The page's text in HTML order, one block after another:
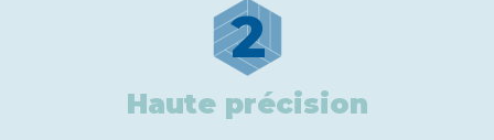
2
Haute précision